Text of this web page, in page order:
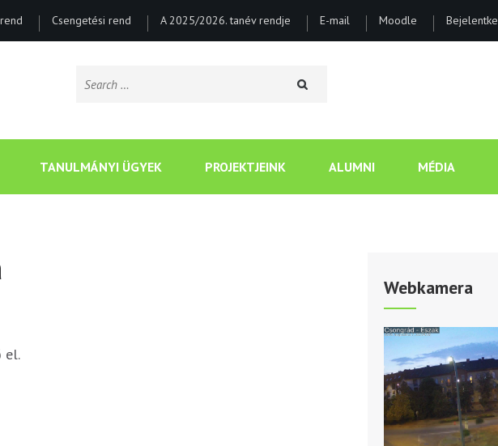
Csengetési rend A 2025/2026. tanév rendje E-mail Moodle
Search
TANULMÁNYI ÜGYEK PROJEKTJEINK ALUMNI MÉDIA
el.
Webkamera